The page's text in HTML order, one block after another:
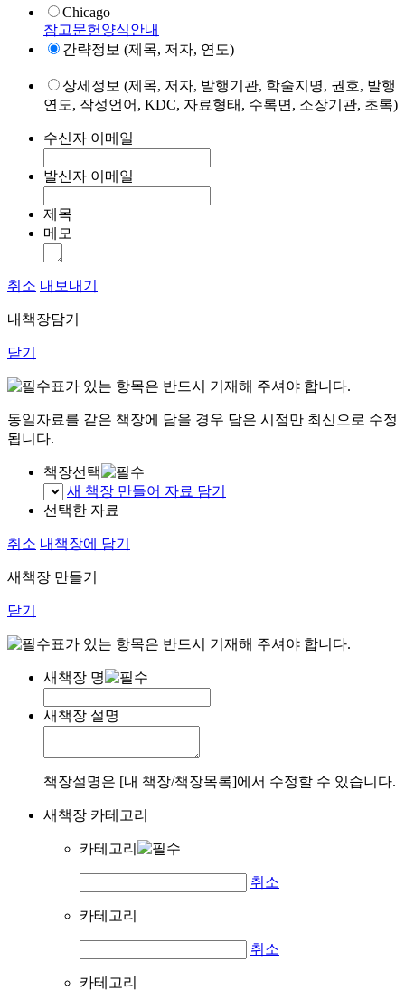
Chicago
참고문헌양식안내
간략정보 (제목, 저자, 연도)
상세정보 (제목, 저자, 발행기관, 학술지명, 권호, 발행
연도, 작성언어, KDC, 자료형태, 수록면, 소장기관, 초록)
수신자 이메일
발신자 이메일
제목
메모
취소 내보내기
내책장담기
닫기
표가 있는 항목은 반드시 기재해 주셔야 합니다.
동일자료를 같은 책장에 담을 경우 담은 시점만 최신으로 수정
됩니다.
책장선택
새 책장 만들어 자료 담기
선택한 자료
취소 내책장에 담기
새책장 만들기
닫기
표가 있는 항목은 반드시 기재해 주셔야 합니다.
새책장 명
새책장 설명
책장설명은 [내 책장/책장목록]에서 수정할 수 있습니다.
새책장 카테고리
카테고리
취소
카테고리
취소
카테고리